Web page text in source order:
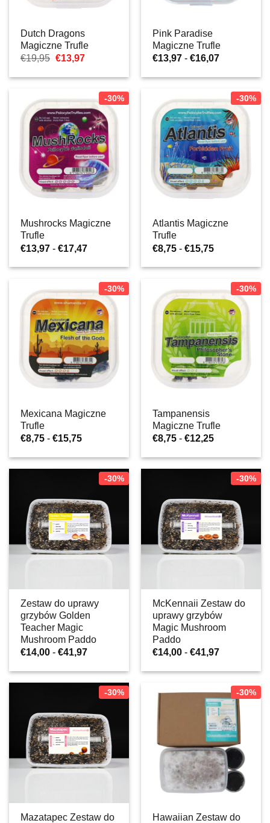
Dutch Dragons
Magiczne Trufle
€19,95 Pierwotna
wynosiła:
€13,97Aktualna
€13,97.
Pink Paradise
Magiczne Trufle
€13,97 - €16,07Zakres
od
€16,07
-30%
Mushrocks Magiczne
Trufle
€13,97 - €17,47Zakres
od
€17,47
-30%
Atlantis Magiczne
Trufle
€8,75 - €15,75Zakres
od
€15,75
-30%
Mexicana Magiczne
Trufle
€8,75 - €15,75Zakres
od
€8,75
€15,75
-30%
Tampanensis
Magiczne Trufle
€8,75 - €12,25Zakres
od
€8,75
€12,25
-30%
Zestaw do uprawy
grzybów Golden
Teacher Magic
Mushroom Paddo
€14,00 - €41,97Zakres
od
€14,00
€41,97
-30%
McKennaii Zestaw do
uprawy grzybów
Magic Mushroom
Paddo
€14,00 - €41,97Zakres
od
do
€41,97
-30%
Mazatapec Zestaw do
-30%
Hawaiian Zestaw do